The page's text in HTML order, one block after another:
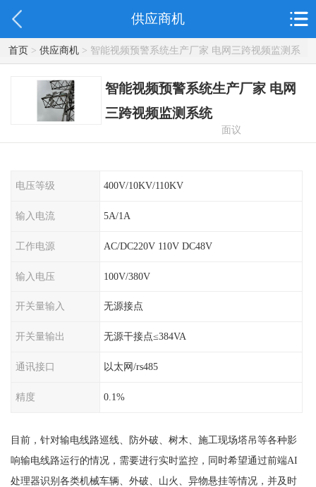
供应商机
首页> 供应商机> 智能视频预警系统生产厂家 电网三跨视频监测系
统
智能视频预警系统生产厂家 电网
三跨视频监测系统
面议
电压等级 400V/10KV/110KV
输入电流 5A/1A
工作电源 AC/DC220V 110V DC48V
输入电压 100V/380V
开关量输入 无源接点
开关量输出 无源干接点≤384VA
通讯接口 以太网/rs485
精度 0.1%
目前，针对输电线路巡线、防外破、树木、施工现场塔吊等各种影
响输电线路运行的情况，需要进行实时监控，同时希望通过前端AI
处理器识别各类机械车辆、外破、山火、异物悬挂等情况，并及时